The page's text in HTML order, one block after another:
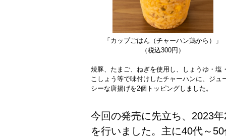
「カップごはん（チャーハン鶏から）」
（税込300円）
焼豚、たまご、ねぎを使用し、しょうゆ・塩
こしょう等で味付けしたチャーハンに、ジュ
シーな唐揚げを2個トッピングしました。
今回の発売に先立ち、2023
を行いました。主に40代～